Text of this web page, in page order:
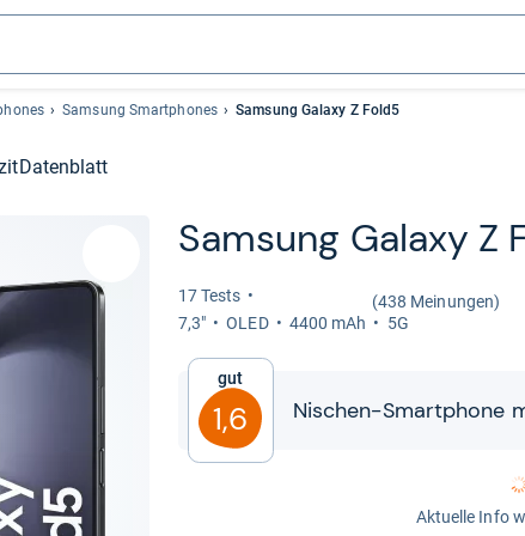
Samsung Smartphones Samsung Galaxy Z Fold5
Datenblatt
Sam­sung Galaxy Z
17 Tests
(438 Meinungen)
7,3"
OLED 4400 mAh 5G
Gut
1,6 Nischen-​​Smart­phone
Aktuelle Info